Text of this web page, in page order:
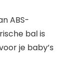
ABS-
bal is
je baby’s